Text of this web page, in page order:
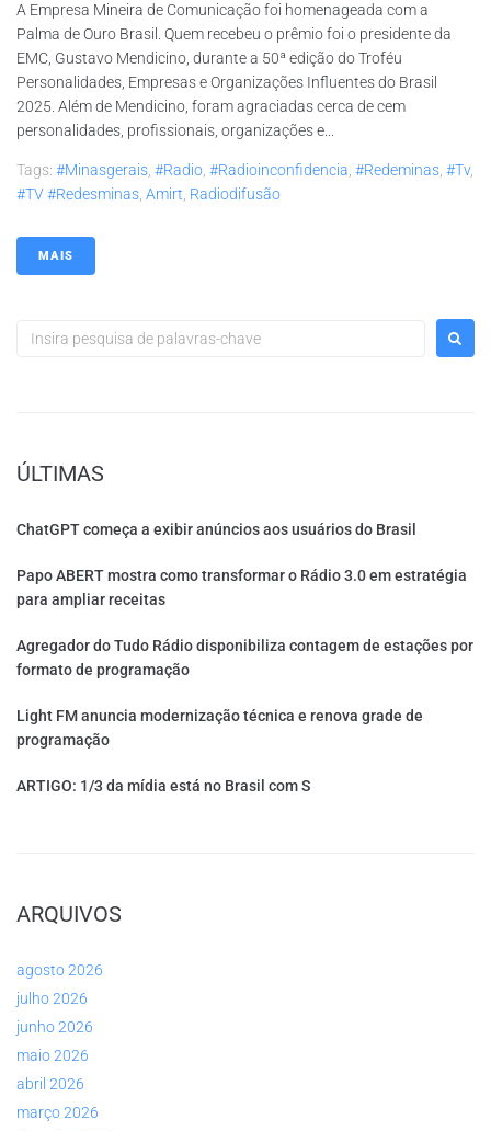
A Empresa Mineira de Comunicação foi homenageada com a
Palma de Ouro Brasil. Quem recebeu o prêmio foi o presidente da
EMC, Gustavo Mendicino, durante a 50ª edição do Troféu
Personalidades, Empresas e Organizações Influentes do Brasil
2025. Além de Mendicino, foram agraciadas cerca de cem
personalidades, profissionais, organizações e...
Tags: #minasgerais, #radio, #radioinconfidencia, #redeminas, #tv,
#TV #redesminas, Amirt, Radiodifusão
MAIS
ÚLTIMAS
ChatGPT começa a exibir anúncios aos usuários do Brasil
Papo ABERT mostra como transformar o Rádio 3.0 em estratégia
para ampliar receitas
Agregador do Tudo Rádio disponibiliza contagem de estações por
formato de programação
Light FM anuncia modernização técnica e renova grade de
programação
ARTIGO: 1/3 da mídia está no Brasil com S
ARQUIVOS
agosto 2026
julho 2026
junho 2026
maio 2026
abril 2026
março 2026